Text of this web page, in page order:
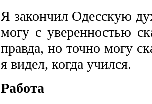
Я закончил Одесскую
могу с уверенностью
правда, но точно могу
я видел, когда учился.
Работа